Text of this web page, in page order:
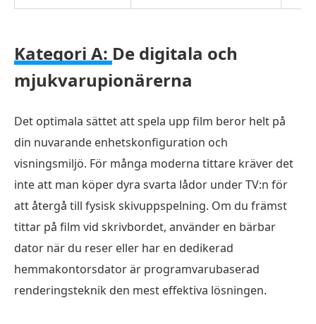
Kategori A: De digitala och
mjukvarupionärerna
Det optimala sättet att spela upp film beror helt på
din nuvarande enhetskonfiguration och
visningsmiljö. För många moderna tittare kräver det
inte att man köper dyra svarta lådor under TV:n för
att återgå till fysisk skivuppspelning. Om du främst
tittar på film vid skrivbordet, använder en bärbar
dator när du reser eller har en dedikerad
hemmakontorsdator är programvarubaserad
renderingsteknik den mest effektiva lösningen.